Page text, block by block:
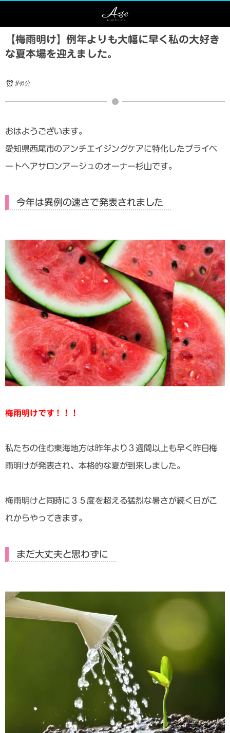
【梅雨明け】例年よりも大幅に早く私の大好き
な夏本場を迎えました。
約6分
おはようございます。
愛知県西尾市のアンチエイジングケアに特化したプライベ
ートヘアサロンアージュのオーナー杉山です。
今年は異例の速さで発表されました
梅雨明けです！！！
私たちの住む東海地方は昨年より３週間以上も早く昨日梅
雨明けが発表され、本格的な夏が到来しました。
梅雨明けと同時に３５度を超える猛烈な暑さが続く日がこ
れからやってきます。
まだ大丈夫と思わずに